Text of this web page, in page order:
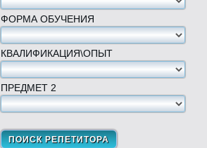
ФОРМА ОБУЧЕНИЯ
КВАЛИФИКАЦИЯ\ОПЫТ
ПРЕДМЕТ 2